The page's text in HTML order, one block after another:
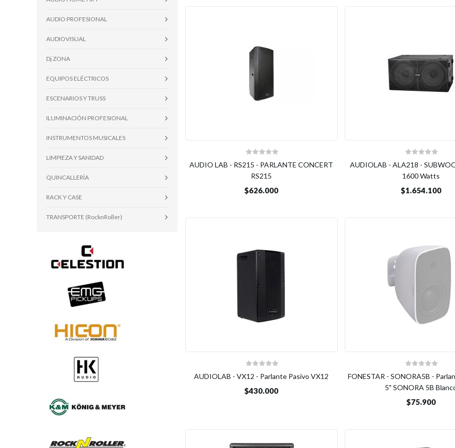
AUDIO PROFESIONAL
AUDIOVISUAL
Dj ZONA
EQUIPOS ELÉCTRICOS
ESCENARIOS Y TRUSS
ILUMINACIÓN PROFESIONAL
INSTRUMENTOS MUSICALES
LIMPIEZA Y SANIDAD
QUINCALLERÍA
RACK Y CASE
TRANSPORTE (RocknRoller)
AUDIO LAB - RS215 - PARLANTE CONCERT
RS215
$626.000
AUDIOLAB - ALA218 -
1600 Watts
$1.654.100
AUDIOLAB - VX12 - Parlante Pasivo VX12
$430.000
FONESTAR - SONORA5B -
5" SONORA 5B
$75.900